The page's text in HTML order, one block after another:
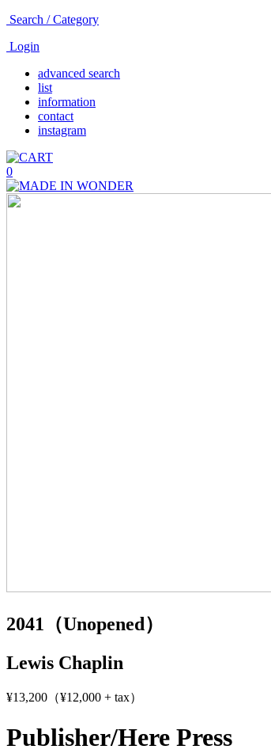
Search / Category
Login
advanced search
list
information
contact
instagram
0
2041（Unopened）
Lewis Chaplin
¥13,200（¥12,000 + tax）
Publisher/Here Press